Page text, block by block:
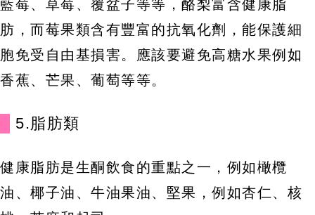
肪，而莓果類含有豐富的抗氧化劑，能保護細
胞免受自由基損害。應該要避免高糖水果例如
香蕉、芒果、葡萄等等。
5.脂肪類
健康脂肪是生酮飲食的重點之一，例如橄欖
油、椰子油、牛油果油、堅果，例如杏仁、核